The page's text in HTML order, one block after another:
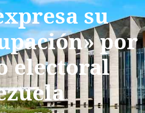
su
por
electoral